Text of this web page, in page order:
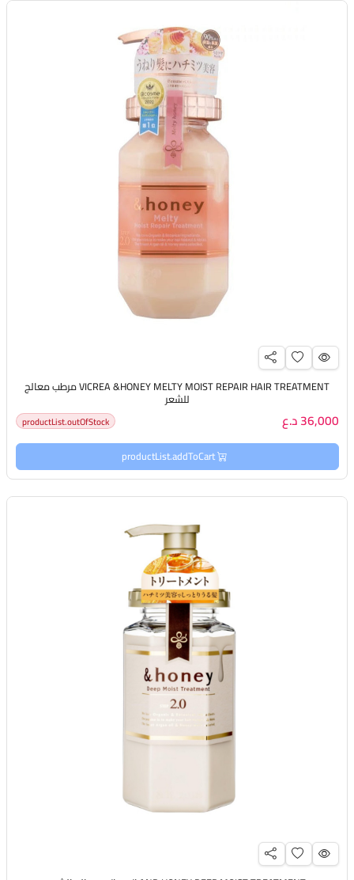
VICREA &HONEY MELTY MOIST REPAIR HAIR TREATMENT مرطب معالج
للشعر
36,000 د.ع productList.outOfStock
productList.addToCart